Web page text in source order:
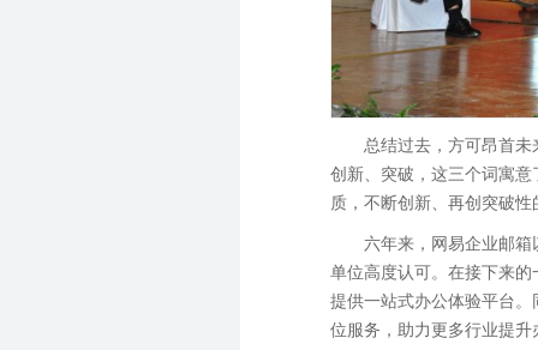
总结过去，方可昂首
创新、突破，这三个词寓
质，不断创新、再创突破性
六年来，网易企业邮
单位高度认可。在接下来
提供一站式办公体验平台
位服务，助力更多行业提升